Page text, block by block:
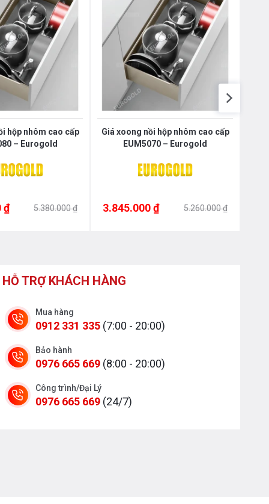
Nôị
0976.665.669 0912.331.335
hộp nhôm cao cấp
– Eurogold
₫ 5.380.000 ₫
Giá xoong nồi hộp nhôm cao cấp
EUM5070 – Eurogold
3.845.000 ₫ 5.260.000 ₫
HỖ TRỢ KHÁCH HÀNG
Mua hàng
0912 331 335 (7:00 - 20:00)
Bảo hành
0976 665 669 (8:00 - 20:00)
Công trình/Đại Lý
0976 665 669 (24/7)